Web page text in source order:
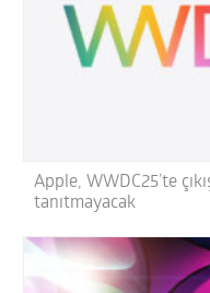
Apple, WWDC25’te
tanıtmayacak